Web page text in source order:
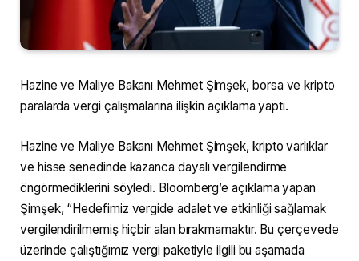
Hazine ve Maliye Bakanı Mehmet Şimşek, borsa ve kripto
paralarda vergi çalışmalarına ilişkin açıklama yaptı.
Hazine ve Maliye Bakanı Mehmet Şimşek, kripto varlıklar
ve hisse senedinde kazanca dayalı vergilendirme
öngörmediklerini söyledi. Bloomberg’e açıklama yapan
Şimşek, “Hedefimiz vergide adalet ve etkinliği sağlamak
vergilendirilmemiş hiçbir alan bırakmamaktır. Bu çerçevede
üzerinde çalıştığımız vergi paketiyle ilgili bu aşamada